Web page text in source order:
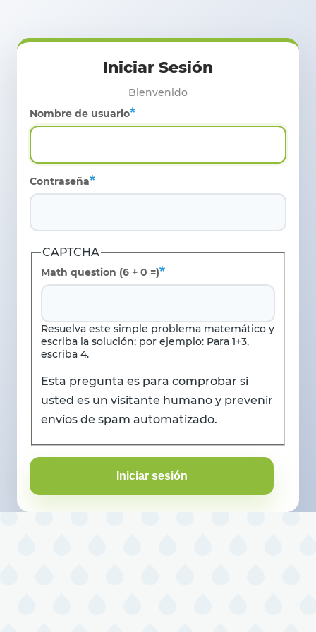
Nombre de usuario
Contraseña
CAPTCHA
Math question (6 + 0 =)
Resuelva este simple problema matemático y
escriba la solución; por ejemplo: Para 1+3,
escriba 4.
Esta pregunta es para comprobar si
usted es un visitante humano y prevenir
envíos de spam automatizado.